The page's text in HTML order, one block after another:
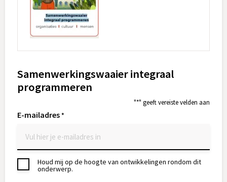
Samenwerkingswaaier integraal
programmeren
"*" geeft vereiste velden aan
E-mailadres*
Toestemming
Houd mij op de hoogte van ontwikkelingen rondom dit
onderwerp.